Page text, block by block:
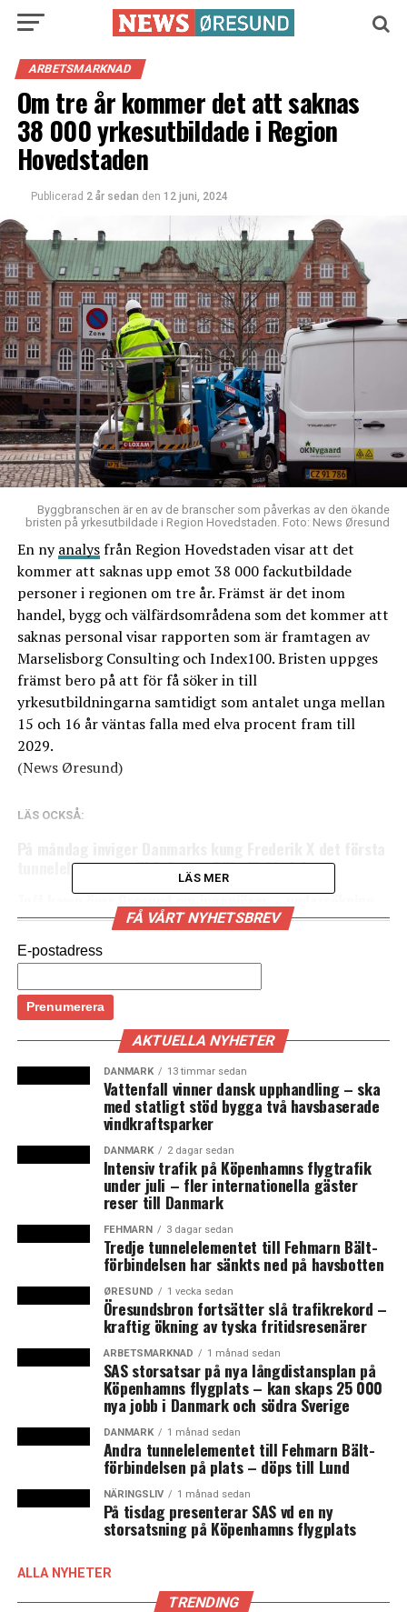
ARBETSMARKNAD
Om tre år kommer det att saknas
38 000 yrkesutbildade i Region
Hovedstaden
Publicerad 2 år sedan den 12 juni, 2024
Byggbranschen är en av de branscher som påverkas av den ökande
bristen på yrkesutbildade i Region Hovedstaden. Foto: News Øresund
En nyanalysfrån Region Hovedstaden visar att det
kommer att saknas upp emot 38 000 fackutbildade
personer i regionen om tre år. Främst är det inom
handel, bygg och välfärdsområdena som det kommer att
saknas personal visar rapporten som är framtagen av
Marselisborg Consulting och Index100. Bristen uppges
främst bero på att för få söker in till
yrkesutbildningarna samtidigt som antalet unga mellan
15 och 16 år väntas falla med elva procent fram till
2029.
(News Øresund)
LÄS OCKSÅ:
tunnelelementet till Fehmarn Bält-förbindelsen
Tuff kamp över Öresund om ingenjörer – undersökning
visar att lönerna är 50 procent högre i Danmark än i
LÄS MER
FÅ VÅRT NYHETSBREV
E-postadress
AKTUELLA NYHETER
DANMARK 13 timmar sedan
Vattenfall vinner dansk upphandling – ska
med statligt stöd bygga två havsbaserade
vindkraftsparker
DANMARK 2 dagar sedan
Intensiv trafik på Köpenhamns flygtrafik
under juli – fler internationella gäster
reser till Danmark
FEHMARN 3 dagar sedan
Tredje tunnelelementet till Fehmarn Bält-
förbindelsen har sänkts ned på havsbotten
ØRESUND 1 vecka sedan
Öresundsbron fortsätter slå trafikrekord –
kraftig ökning av tyska fritidsresenärer
ARBETSMARKNAD 1 månad sedan
SAS storsatsar på nya långdistansplan på
Köpenhamns flygplats – kan skaps 25 000
nya jobb i Danmark och södra Sverige
DANMARK 1 månad sedan
Andra tunnelelementet till Fehmarn Bält-
förbindelsen på plats – döps till Lund
NÄRINGSLIV 1 månad sedan
På tisdag presenterar SAS vd en ny
storsatsning på Köpenhamns flygplats
ALLA NYHETER
TRENDING